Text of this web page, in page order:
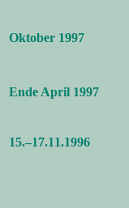
Oktober 1997
Ende April 1997
15.–17.11.1996